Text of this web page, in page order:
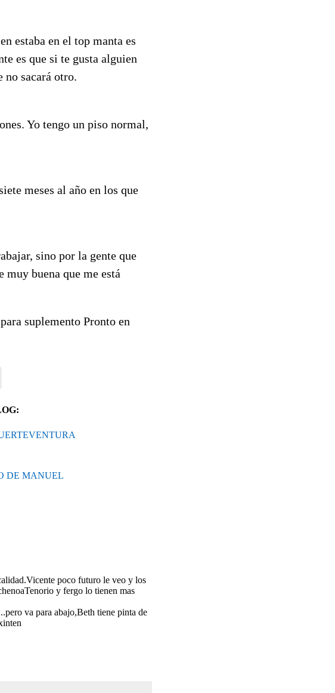
estaba en el top manta es
es que si te gusta alguien
no sacará otro.
Yo tengo un piso normal,
meses al año en los que
sino por la gente que
muy buena que me está
suplemento Pronto en
DE MANUEL
poco futuro le veo y los
y fergo lo tienen mas
va para abajo,Beth tiene pinta de